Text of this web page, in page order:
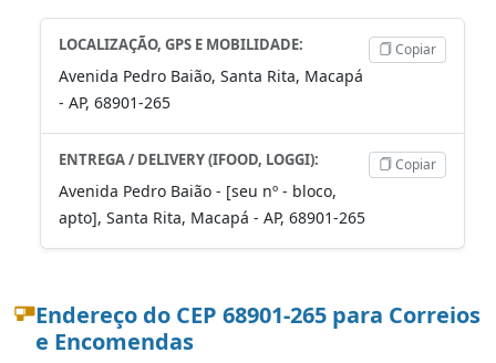
LOCALIZAÇÃO, GPS E MOBILIDADE:
Avenida Pedro Baião, Santa Rita, Macapá
- AP, 68901-265
Copiar
ENTREGA / DELIVERY (IFOOD, LOGGI):
Avenida Pedro Baião - [seu nº - bloco,
apto], Santa Rita, Macapá - AP, 68901-265
Copiar
Endereço do CEP 68901-265 para Correios
e Encomendas